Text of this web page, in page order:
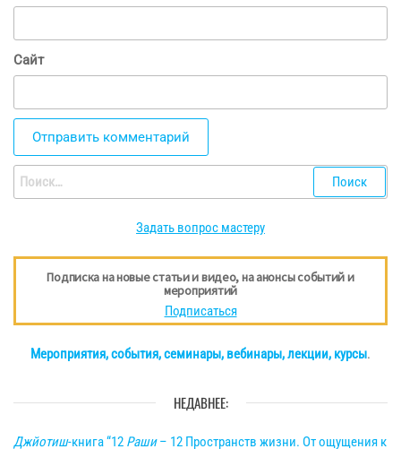
Сайт
Найти:
Задать вопрос мастеру
Подписка на новые статьи и видео, на анонсы событий и
мероприятий
Подписаться
Мероприятия, события, семинары, вебинары, лекции, курсы.
НЕДАВНЕЕ:
Джйотиш-книга “12 Раши– 12 Пространств жизни. От ощущения к